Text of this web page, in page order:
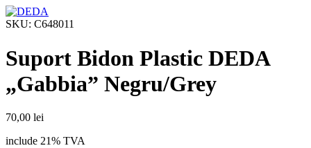
SKU: C648011
Suport Bidon Plastic DEDA
„Gabbia” Negru/Grey
70,00 lei
include 21% TVA